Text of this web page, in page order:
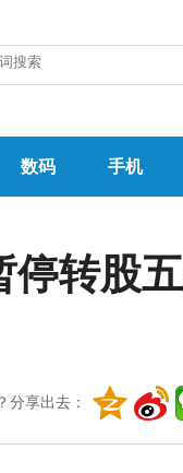
数码 手机
停转股
分享出去：